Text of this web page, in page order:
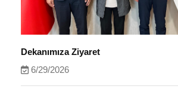
Dekanımıza Ziyaret
6/29/2026